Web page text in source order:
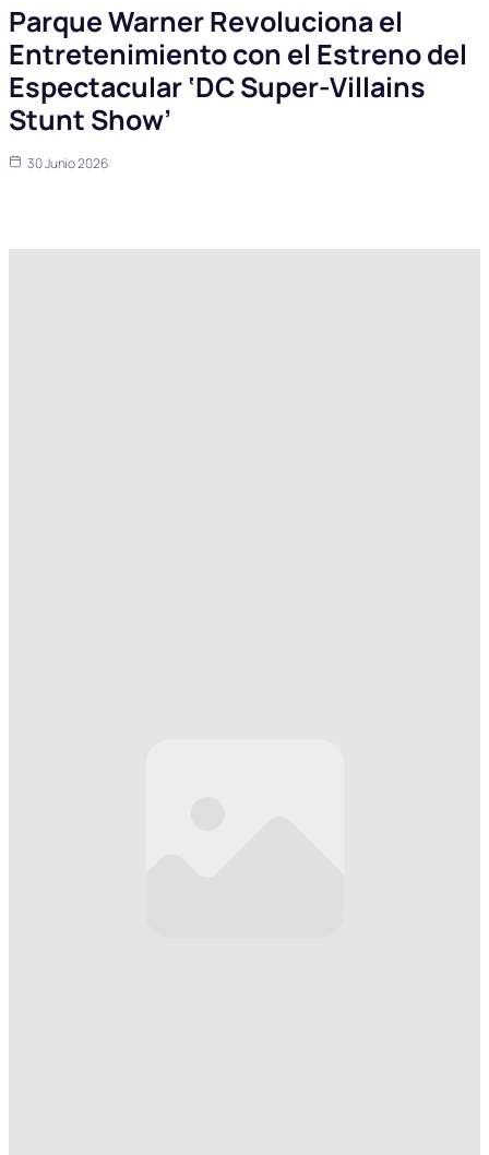
Parque Warner Revoluciona el
Entretenimiento con el Estreno del
Espectacular ‘DC Super-Villains
Stunt Show’
30 Junio 2026